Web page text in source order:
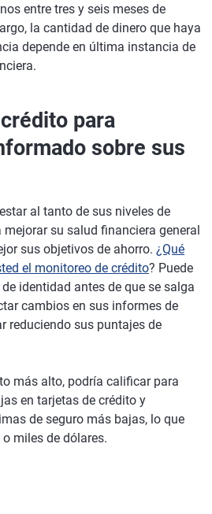
entre tres y seis meses de
la cantidad de dinero que haya
depende en última instancia de
para
sobre sus
al tanto de sus niveles de
mejorar su salud financiera general
sus objetivos de ahorro. ¿Qué
el monitoreo de crédito? Puede
identidad antes de que se salga
cambios en sus informes de
reduciendo sus puntajes de
más alto, podría calificar para
en tarjetas de crédito y
de seguro más bajas, lo que
miles de dólares.